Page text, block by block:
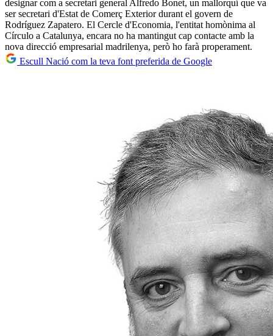
designar com a secretari general Alfredo Bonet, un mallorquí que va
ser secretari d'Estat de Comerç Exterior durant el govern de
Rodríguez Zapatero. El Cercle d'Economia, l'entitat homònima al
Círculo a Catalunya, encara no ha mantingut cap contacte amb la
nova direcció empresarial madrilenya, però ho farà properament.
Escull Nació com la teva font preferida de Google